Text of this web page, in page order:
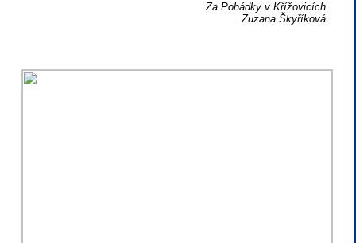
Za Pohádky v Křížovicích
Zuzana Škyříková